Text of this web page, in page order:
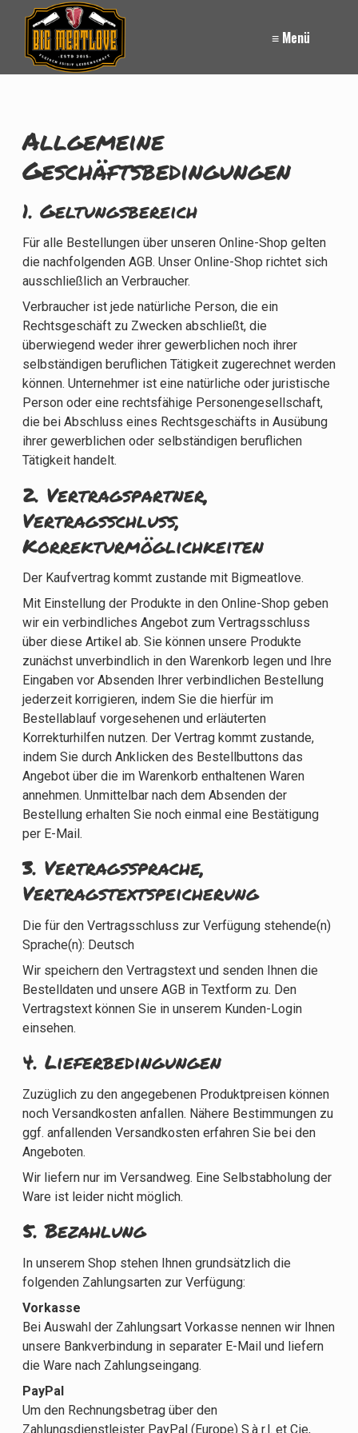
≡ Menü
Allgemeine
Geschäftsbedingungen
1. Geltungsbereich
Für alle Bestellungen über unseren Online-Shop gelten
die nachfolgenden AGB. Unser Online-Shop richtet sich
ausschließlich an Verbraucher.
Verbraucher ist jede natürliche Person, die ein
Rechtsgeschäft zu Zwecken abschließt, die
überwiegend weder ihrer gewerblichen noch ihrer
selbständigen beruflichen Tätigkeit zugerechnet werden
können. Unternehmer ist eine natürliche oder juristische
Person oder eine rechtsfähige Personengesellschaft,
die bei Abschluss eines Rechtsgeschäfts in Ausübung
ihrer gewerblichen oder selbständigen beruflichen
Tätigkeit handelt.
2. Vertragspartner,
Vertragsschluss,
Korrekturmöglichkeiten
Der Kaufvertrag kommt zustande mit Bigmeatlove.
Mit Einstellung der Produkte in den Online-Shop geben
wir ein verbindliches Angebot zum Vertragsschluss
über diese Artikel ab. Sie können unsere Produkte
zunächst unverbindlich in den Warenkorb legen und Ihre
Eingaben vor Absenden Ihrer verbindlichen Bestellung
jederzeit korrigieren, indem Sie die hierfür im
Bestellablauf vorgesehenen und erläuterten
Korrekturhilfen nutzen. Der Vertrag kommt zustande,
indem Sie durch Anklicken des Bestellbuttons das
Angebot über die im Warenkorb enthaltenen Waren
annehmen. Unmittelbar nach dem Absenden der
Bestellung erhalten Sie noch einmal eine Bestätigung
per E-Mail.
3. Vertragssprache,
Vertragstextspeicherung
Die für den Vertragsschluss zur Verfügung stehende(n)
Sprache(n): Deutsch
Wir speichern den Vertragstext und senden Ihnen die
Bestelldaten und unsere AGB in Textform zu. Den
Vertragstext können Sie in unserem Kunden-Login
einsehen.
4. Lieferbedingungen
Zuzüglich zu den angegebenen Produktpreisen können
noch Versandkosten anfallen. Nähere Bestimmungen zu
ggf. anfallenden Versandkosten erfahren Sie bei den
Angeboten.
Wir liefern nur im Versandweg. Eine Selbstabholung der
Ware ist leider nicht möglich.
5. Bezahlung
In unserem Shop stehen Ihnen grundsätzlich die
folgenden Zahlungsarten zur Verfügung:
Vorkasse
Bei Auswahl der Zahlungsart Vorkasse nennen wir Ihnen
unsere Bankverbindung in separater E-Mail und liefern
die Ware nach Zahlungseingang.
PayPal
Um den Rechnungsbetrag über den
Zahlungsdienstleister PayPal (Europe) S.à r.l. et Cie,